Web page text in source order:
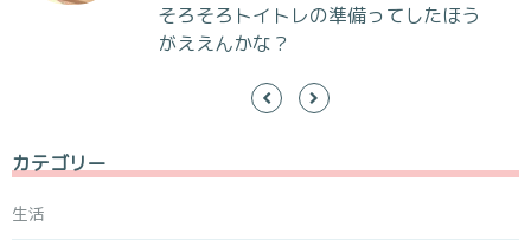
そろそろトイトレの準備ってしたほう
がええんかな？
カテゴリー
生活